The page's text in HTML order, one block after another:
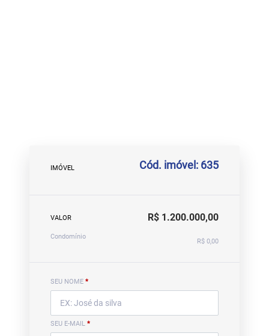
IMÓVEL Cód. imóvel: 635
VALOR R$ 1.200.000,00
Condomínio
R$ 0,00
SEU NOME *
SEU E-MAIL *